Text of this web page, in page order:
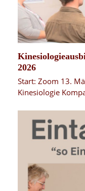
2026
Start: Zoom 13.
Kinesiologie